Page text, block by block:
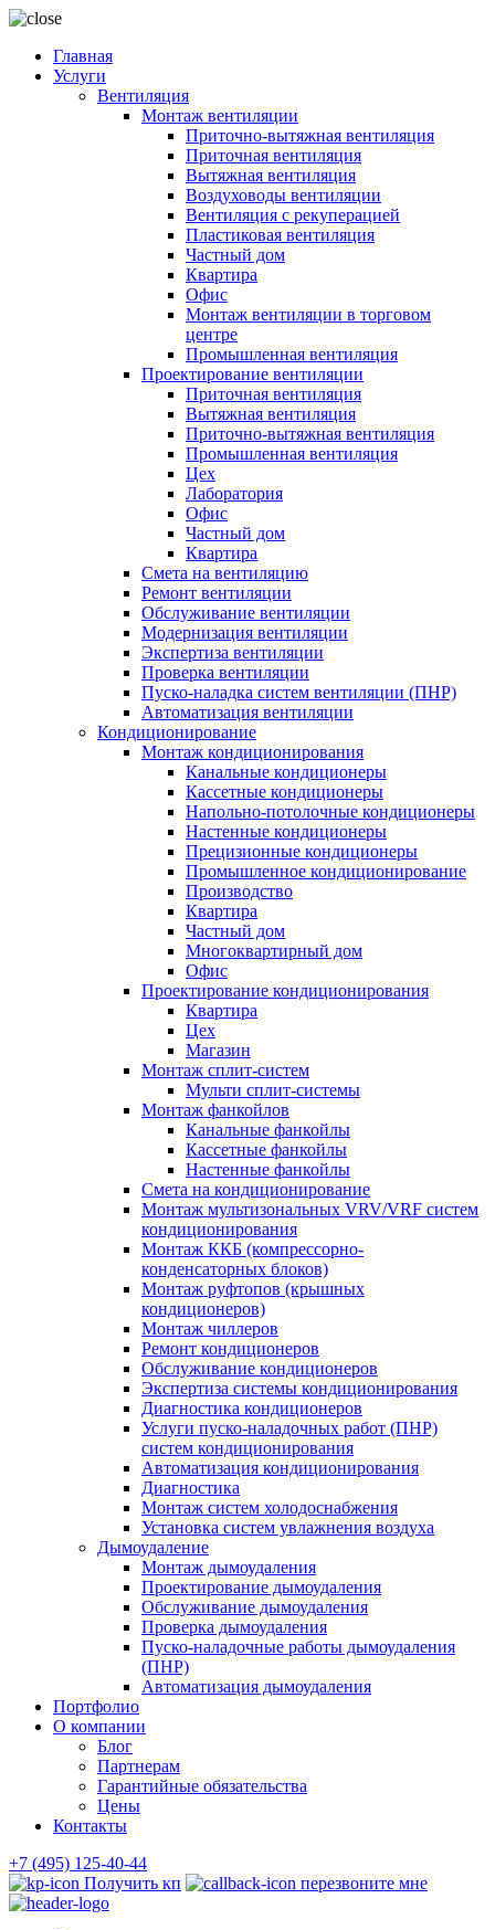
Главная
Услуги
Вентиляция
Монтаж вентиляции
Приточно-вытяжная вентиляция
Приточная вентиляция
Вытяжная вентиляция
Воздуховоды вентиляции
Вентиляция с рекуперацией
Пластиковая вентиляция
Частный дом
Квартира
Офис
Монтаж вентиляции в торговом
центре
Промышленная вентиляция
Проектирование вентиляции
Приточная вентиляция
Вытяжная вентиляция
Приточно-вытяжная вентиляция
Промышленная вентиляция
Цех
Лаборатория
Офис
Частный дом
Квартира
Смета на вентиляцию
Ремонт вентиляции
Обслуживание вентиляции
Модернизация вентиляции
Экспертиза вентиляции
Проверка вентиляции
Пуско-наладка систем вентиляции (ПНР)
Автоматизация вентиляции
Кондиционирование
Монтаж кондиционирования
Канальные кондиционеры
Кассетные кондиционеры
Напольно-потолочные кондиционеры
Настенные кондиционеры
Прецизионные кондиционеры
Промышленное кондиционирование
Производство
Квартира
Частный дом
Многоквартирный дом
Офис
Проектирование кондиционирования
Квартира
Цех
Магазин
Монтаж сплит-систем
Мульти сплит-системы
Монтаж фанкойлов
Канальные фанкойлы
Кассетные фанкойлы
Настенные фанкойлы
Смета на кондиционирование
Монтаж мультизональных VRV/VRF систем
кондиционирования
Монтаж ККБ (компрессорно-
конденсаторных блоков)
Монтаж руфтопов (крышных
кондиционеров)
Монтаж чиллеров
Ремонт кондиционеров
Обслуживание кондиционеров
Экспертиза системы кондиционирования
Диагностика кондиционеров
Услуги пуско-наладочных работ (ПНР)
систем кондиционирования
Автоматизация кондиционирования
Диагностика
Монтаж систем холодоснабжения
Установка систем увлажнения воздуха
Дымоудаление
Монтаж дымоудаления
Проектирование дымоудаления
Обслуживание дымоудаления
Проверка дымоудаления
Пуско-наладочные работы дымоудаления
(ПНР)
Автоматизация дымоудаления
Портфолио
О компании
Блог
Партнерам
Гарантийные обязательства
Цены
Контакты
+7 (495) 125-40-44
Получить кп
перезвоните мне